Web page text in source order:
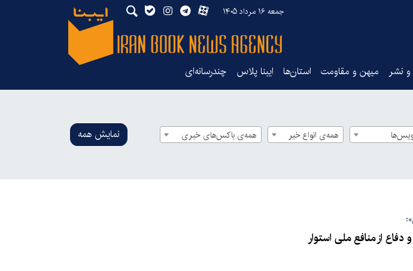
جمعه ۱۶ مرداد ۱۴۰۵
نشر میهن و مقاومت استان‌ها ایبنا پلاس چندرسانه‌ای
همه‌ی انواع خبر همه‌ی باکس‌های خبری نمایش همه
از منافع ملی استوار